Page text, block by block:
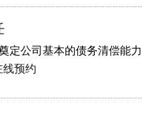
公司基本的债务清偿能
线预约